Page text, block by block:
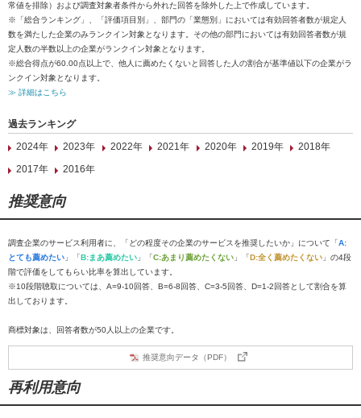
常値を排除）および調査対象者条件から外れた回答を除外した上で作成しています。
※「総合ランキング」、「評価項目別」、部門の「業態別」においては有効回答者数が規定人
数を満たした企業のみランクイン対象となります。その他の部門においては有効回答者数が規
定人数の半数以上の企業がランクイン対象となります。
※総合得点が60.00点以上で、他人に薦めたくないと回答した人の割合が基準値以下の企業がラ
ンクイン対象となります。
≫ 詳細はこちら
過去ランキング
2024年
2023年 2022年 2021年 2020年 2019年
2018年
2017年
2016年
推奨意向
調査企業のサービス利用者に、「どの程度その企業のサービスを推奨したいか」について「A:
とても薦めたい 」「B:まあ薦めたい 」「C:あまり薦めたくない 」「D:全く薦めたくない 」の4段
階で評価をしてもらい比率を算出しています。
※10段階聴取については、A=9-10回答、B=6-8回答、C=3-5回答、D=1-2回答として割合を算
出しております。
商標対象は、回答者数が50人以上の企業です。
推奨意向データ（PDF）
再利用意向